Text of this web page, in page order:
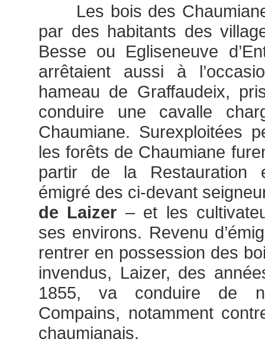
Les bois des Chaumiane
par des habitants des
Besse ou Egliseneuve
arrêtaient aussi à
hameau de Graffaudeix,
conduire une cavalle
Chaumiane. Surexploitées
les forêts de Chaumiane
partir de la Restauration
émigré des ci-devant
de Laizer – et les
ses environs. Revenu
rentrer en possession des
invendus, Laizer, des
1855, va conduire de
Compains, notamment
chaumianais.